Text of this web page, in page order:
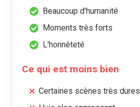
Beaucoup d'humanité
Moments très forts
L'honnêteté
Ce qui est moins bien
Certaines scènes très dures